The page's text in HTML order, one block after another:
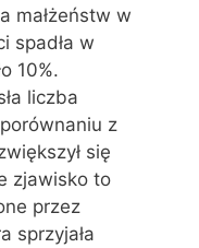
małżeństw w
spadła w
10%.
liczba
z
się
zjawisko to
przez
sprzyjała